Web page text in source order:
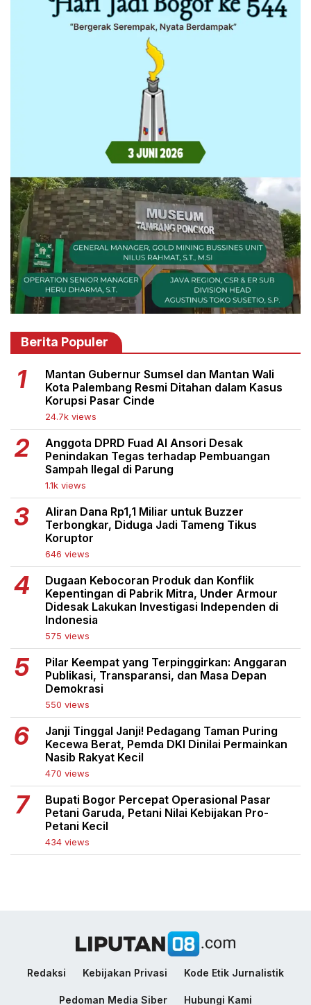
Berita Populer
Mantan Gubernur Sumsel dan Mantan Wali
Kota Palembang Resmi Ditahan dalam Kasus
Korupsi Pasar Cinde
24.7k views
Anggota DPRD Fuad Al Ansori Desak
Penindakan Tegas terhadap Pembuangan
Sampah Ilegal di Parung
1.1k views
Aliran Dana Rp1,1 Miliar untuk Buzzer
Terbongkar, Diduga Jadi Tameng Tikus
Koruptor
646 views
Dugaan Kebocoran Produk dan Konflik
Kepentingan di Pabrik Mitra, Under Armour
Didesak Lakukan Investigasi Independen di
Indonesia
575 views
Pilar Keempat yang Terpinggirkan: Anggaran
Publikasi, Transparansi, dan Masa Depan
Demokrasi
550 views
Janji Tinggal Janji! Pedagang Taman Puring
Kecewa Berat, Pemda DKI Dinilai Permainkan
Nasib Rakyat Kecil
470 views
Bupati Bogor Percepat Operasional Pasar
Petani Garuda, Petani Nilai Kebijakan Pro-
Petani Kecil
434 views
Redaksi Kebijakan Privasi Kode Etik Jurnalistik
Pedoman Media Siber Hubungi Kami